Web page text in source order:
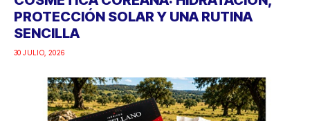
PROTECCIÓN SOLAR Y UNA RUTINA
SENCILLA
30 JULIO, 2026